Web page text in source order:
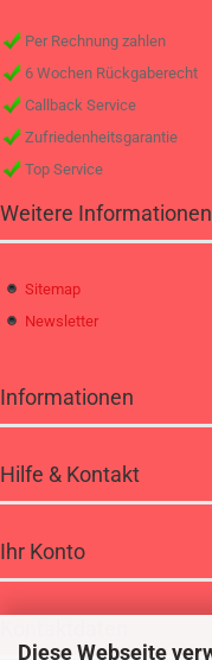
Diese Webseite
Per Rechnung zahlen
6 Wochen Rückgaberecht
Callback Service
Zufriedenheitsgarantie
Top Service
Weitere Informationen
Sitemap
Newsletter
Informationen
Hilfe & Kontakt
Ihr Konto